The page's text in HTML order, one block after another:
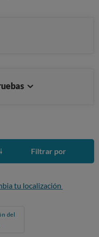
Filtrar por
tu localización
del